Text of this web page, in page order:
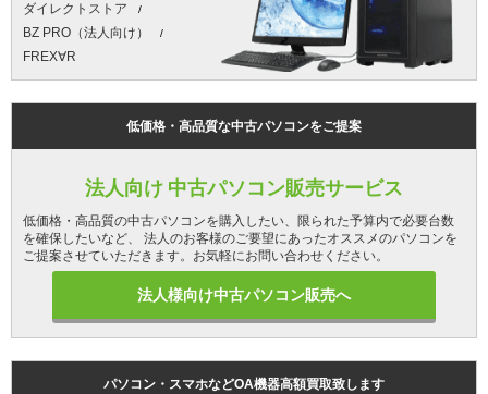
ダイレクトストア
BZ PRO（法人向け）
FREX∀R
低価格・高品質な中古パソコンをご提案
法人向け 中古パソコン販売サービス
低価格・高品質の中古パソコンを購入したい、限られた予算内で必要台数
を確保したいなど、 法人のお客様のご要望にあったオススメのパソコンを
ご提案させていただきます。お気軽にお問い合わせください。
法人様向け中古パソコン販売へ
パソコン・スマホなどOA機器高額買取致します